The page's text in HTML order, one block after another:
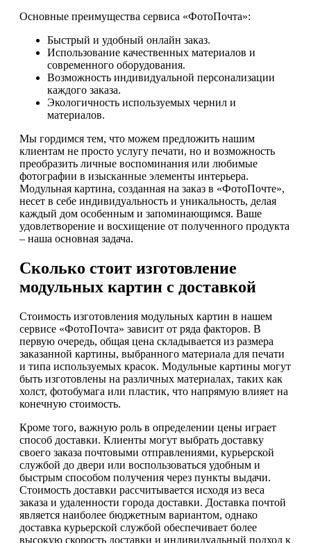
Основные преимущества сервиса «ФотоПочта»:
Быстрый и удобный онлайн заказ.
Использование качественных материалов и
современного оборудования.
Возможность индивидуальной персонализации
каждого заказа.
Экологичность используемых чернил и
материалов.
Мы гордимся тем, что можем предложить нашим
клиентам не просто услугу печати, но и возможность
преобразить личные воспоминания или любимые
фотографии в изысканные элементы интерьера.
Модульная картина, созданная на заказ в «ФотоПочте»,
несет в себе индивидуальность и уникальность, делая
каждый дом особенным и запоминающимся. Ваше
удовлетворение и восхищение от полученного продукта
– наша основная задача.
Сколько стоит изготовление
модульных картин с доставкой
Стоимость изготовления модульных картин в нашем
сервисе «ФотоПочта» зависит от ряда факторов. В
первую очередь, общая цена складывается из размера
заказанной картины, выбранного материала для печати
и типа используемых красок. Модульные картины могут
быть изготовлены на различных материалах, таких как
холст, фотобумага или пластик, что напрямую влияет на
конечную стоимость.
Кроме того, важную роль в определении цены играет
способ доставки. Клиенты могут выбрать доставку
своего заказа почтовыми отправлениями, курьерской
службой до двери или воспользоваться удобным и
быстрым способом получения через пункты выдачи.
Стоимость доставки рассчитывается исходя из веса
заказа и удаленности города доставки. Доставка почтой
является наиболее бюджетным вариантом, однако
доставка курьерской службой обеспечивает более
высокую скорость доставки и индивидуальный подход к